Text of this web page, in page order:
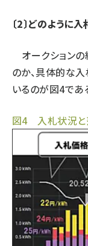
〔2〕どのように
オークションの
のか、具体的な
いるのが図4であ
図4 入札状況と